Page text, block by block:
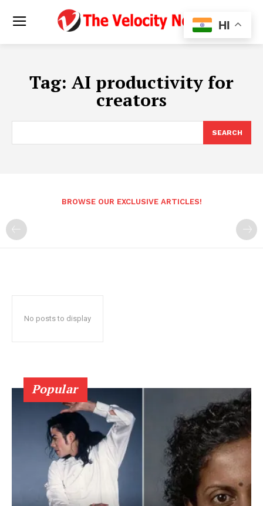
Tag: AI productivity for
creators
SEARCH
BROWSE OUR EXCLUSIVE ARTICLES!
No posts to display
Popular
HI